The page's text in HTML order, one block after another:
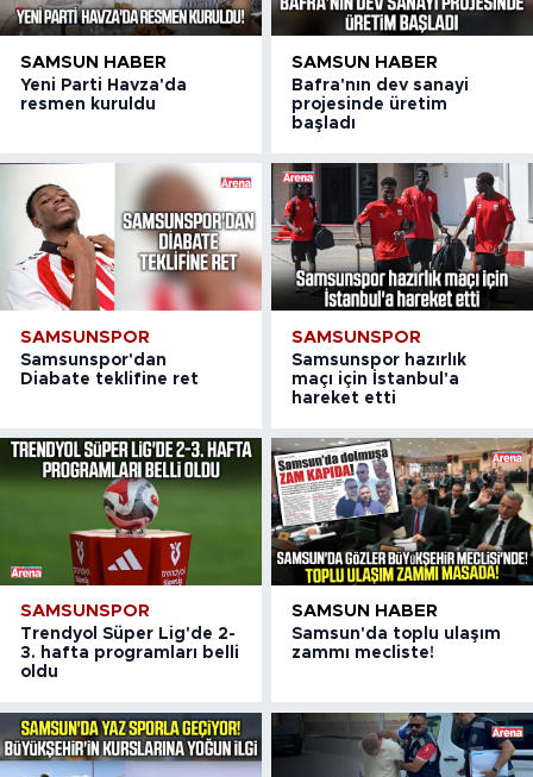
SAMSUN HABER
Yeni Parti Havza'da
resmen kuruldu
SAMSUN HABER
Bafra'nın dev sanayi
projesinde üretim
başladı
SAMSUNSPOR
Samsunspor'dan
Diabate teklifine ret
SAMSUNSPOR
Samsunspor hazırlık
maçı için İstanbul'a
hareket etti
SAMSUNSPOR
Trendyol Süper Lig'de 2-
3. hafta programları belli
oldu
SAMSUN HABER
Samsun'da toplu ulaşım
zammı mecliste!